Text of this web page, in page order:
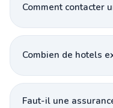
Comment contacter
Combien de hotels
Faut-il une